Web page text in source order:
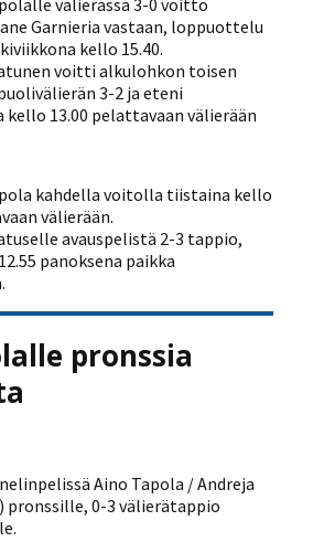
Garnieria vastaan, loppuottelu
kello 15.40.
voitti alkulohkon toisen
3-2 ja eteni
kello 13.00 pelattavaan välierään
kahdella voitolla tiistaina kello
välierään.
avauspelistä 2-3 tappio,
panoksena paikka
pronssia
Aino Tapola / Andreja
pronssille, 0-3 välierätappio